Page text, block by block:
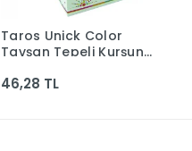
Sepete Ekle
Taros Unick Color
Tavşan Tepeli Kurşun
46,28 TL